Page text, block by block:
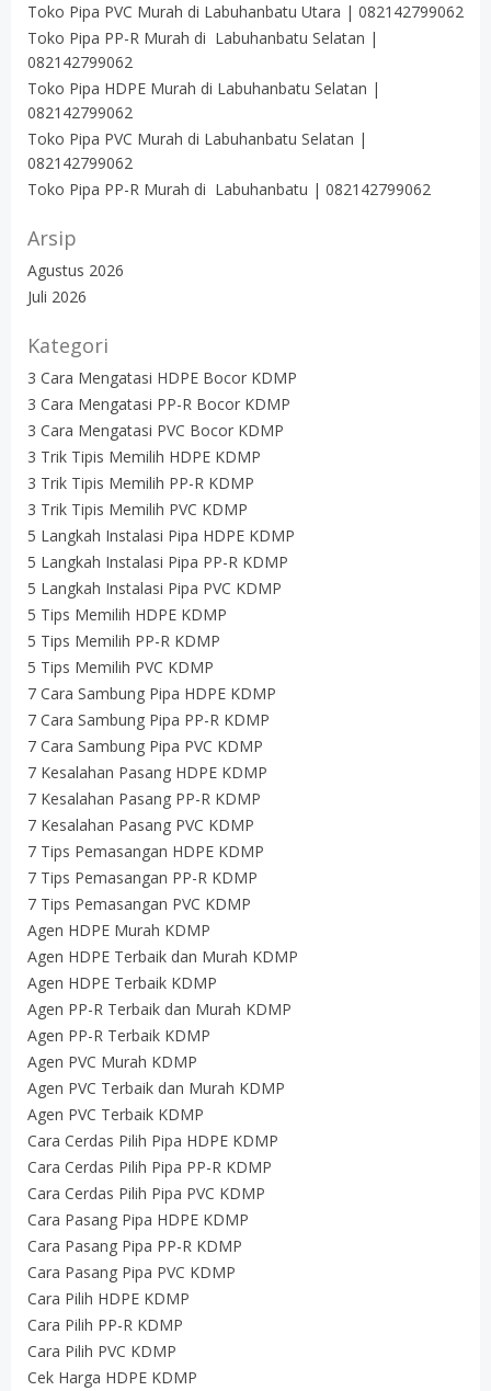
Toko Pipa PVC Murah di Labuhanbatu Utara | 082142799062
Toko Pipa PP-R Murah di Labuhanbatu Selatan |
082142799062
Toko Pipa HDPE Murah di Labuhanbatu Selatan |
082142799062
Toko Pipa PVC Murah di Labuhanbatu Selatan |
082142799062
Toko Pipa PP-R Murah di Labuhanbatu | 082142799062
Arsip
Agustus 2026
Juli 2026
Kategori
3 Cara Mengatasi HDPE Bocor KDMP
3 Cara Mengatasi PP-R Bocor KDMP
3 Cara Mengatasi PVC Bocor KDMP
3 Trik Tipis Memilih HDPE KDMP
3 Trik Tipis Memilih PP-R KDMP
3 Trik Tipis Memilih PVC KDMP
5 Langkah Instalasi Pipa HDPE KDMP
5 Langkah Instalasi Pipa PP-R KDMP
5 Langkah Instalasi Pipa PVC KDMP
5 Tips Memilih HDPE KDMP
5 Tips Memilih PP-R KDMP
5 Tips Memilih PVC KDMP
7 Cara Sambung Pipa HDPE KDMP
7 Cara Sambung Pipa PP-R KDMP
7 Cara Sambung Pipa PVC KDMP
7 Kesalahan Pasang HDPE KDMP
7 Kesalahan Pasang PP-R KDMP
7 Kesalahan Pasang PVC KDMP
7 Tips Pemasangan HDPE KDMP
7 Tips Pemasangan PP-R KDMP
7 Tips Pemasangan PVC KDMP
Agen HDPE Murah KDMP
Agen HDPE Terbaik dan Murah KDMP
Agen HDPE Terbaik KDMP
Agen PP-R Terbaik dan Murah KDMP
Agen PP-R Terbaik KDMP
Agen PVC Murah KDMP
Agen PVC Terbaik dan Murah KDMP
Agen PVC Terbaik KDMP
Cara Cerdas Pilih Pipa HDPE KDMP
Cara Cerdas Pilih Pipa PP-R KDMP
Cara Cerdas Pilih Pipa PVC KDMP
Cara Pasang Pipa HDPE KDMP
Cara Pasang Pipa PP-R KDMP
Cara Pasang Pipa PVC KDMP
Cara Pilih HDPE KDMP
Cara Pilih PP-R KDMP
Cara Pilih PVC KDMP
Cek Harga HDPE KDMP